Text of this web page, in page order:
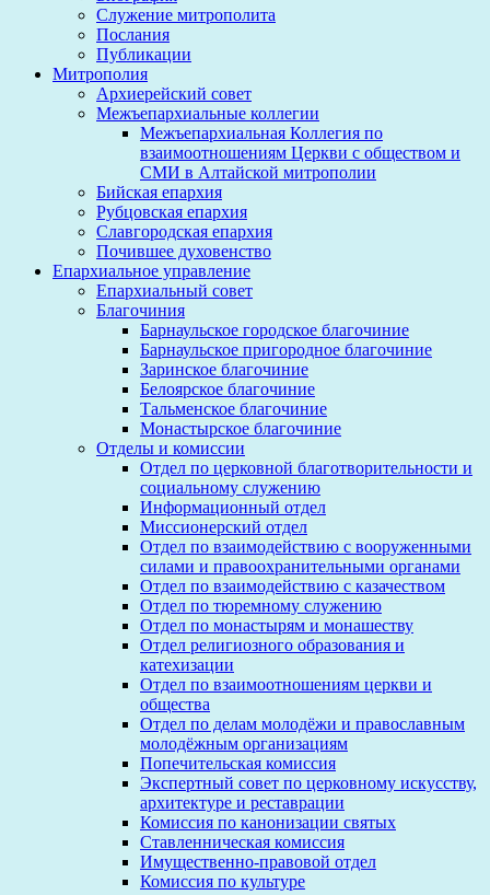
Служение митрополита
Послания
Публикации
Митрополия
Архиерейский совет
Межъепархиальные коллегии
Межъепархиальная Коллегия по
взаимоотношениям Церкви с обществом и
СМИ в Алтайской митрополии
Бийская епархия
Рубцовская епархия
Славгородская епархия
Почившее духовенство
Епархиальное управление
Епархиальный совет
Благочиния
Барнаульское городское благочиние
Барнаульское пригородное благочиние
Заринское благочиние
Белоярское благочиние
Тальменское благочиние
Монастырское благочиние
Отделы и комиссии
Отдел по церковной благотворительности и
социальному служению
Информационный отдел
Миссионерский отдел
Отдел по взаимодействию с вооруженными
силами и правоохранительными органами
Отдел по взаимодействию с казачеством
Отдел по тюремному служению
Отдел по монастырям и монашеству
Отдел религиозного образования и
катехизации
Отдел по взаимоотношениям церкви и
общества
Отдел по делам молодёжи и православным
молодёжным организациям
Попечительская комиссия
Экспертный совет по церковному искусству,
архитектуре и реставрации
Комиссия по канонизации святых
Ставленническая комиссия
Имущественно-правовой отдел
Комиссия по культуре